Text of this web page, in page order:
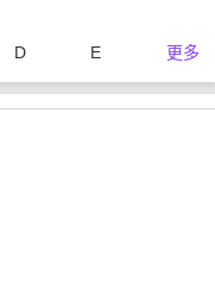
D E 更多